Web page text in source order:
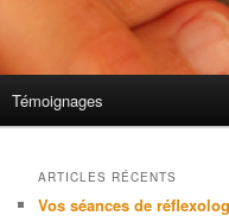
Témoignages
ARTICLES RÉCENTS
Vos séances de